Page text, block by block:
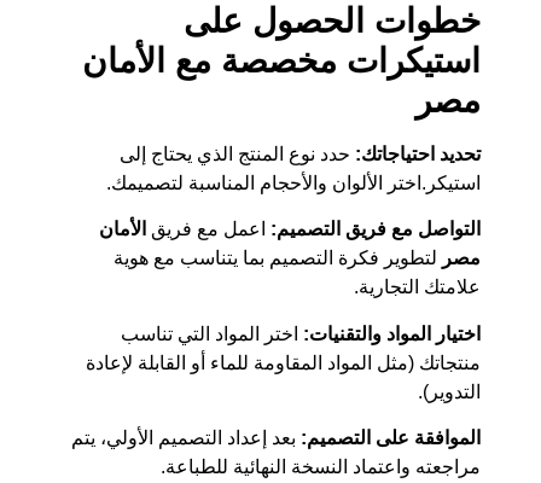
خطوات الحصول على
استيكرات مخصصة مع الأمان
مصر
تحديد احتياجاتك: حدد نوع المنتج الذي يحتاج إلى
استيكر.اختر الألوان والأحجام المناسبة لتصميمك.
التواصل مع فريق التصميم: اعمل مع فريق الأمان
مصر لتطوير فكرة التصميم بما يتناسب مع هوية
علامتك التجارية.
اختيار المواد والتقنيات: اختر المواد التي تناسب
منتجاتك (مثل المواد المقاومة للماء أو القابلة لإعادة
التدوير).
الموافقة على التصميم: بعد إعداد التصميم الأولي، يتم
مراجعته واعتماد النسخة النهائية للطباعة.